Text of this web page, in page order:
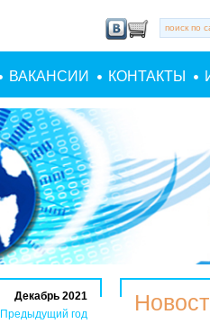
ВАКАНСИИ КОНТАКТЫ
Декабрь 2021
Предыдущий год